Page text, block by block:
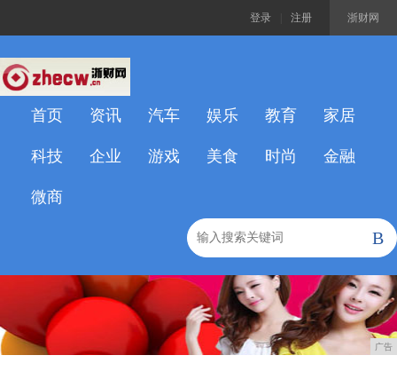
浙财网
登录 注册
首页 资讯 汽车 娱乐 教育 家居
科技 企业 游戏 美食 时尚 金融
微商
B
广告